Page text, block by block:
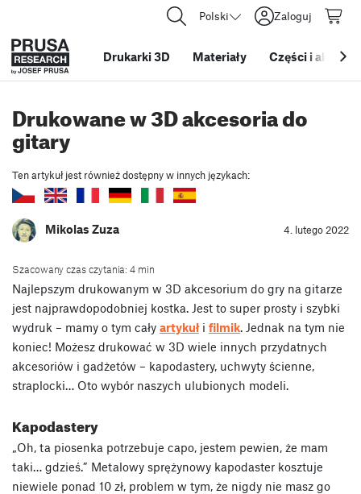
Polski Zaloguj
Drukarki 3D Materiały Części i
Drukowane w 3D akcesoria do
gitary
Ten artykuł jest również dostępny w innych językach:
Mikolas Zuza 4. lutego 2022
Szacowany czas czytania: 4 min
Najlepszym drukowanym w 3D akcesorium do gry na gitarze
jest najprawdopodobniej kostka. Jest to super prosty i szybki
wydruk – mamy o tym cały artykułi filmik. Jednak na tym nie
koniec! Możesz drukować w 3D wiele innych przydatnych
akcesoriów i gadżetów – kapodastery, uchwyty ścienne,
straplocki… Oto wybór naszych ulubionych modeli.
Kapodastery
„Oh, ta piosenka potrzebuje capo, jestem pewien, że mam
taki… gdzieś.” Metalowy sprężynowy kapodaster kosztuje
niewiele ponad 10 zł, problem w tym, że nigdy nie masz go